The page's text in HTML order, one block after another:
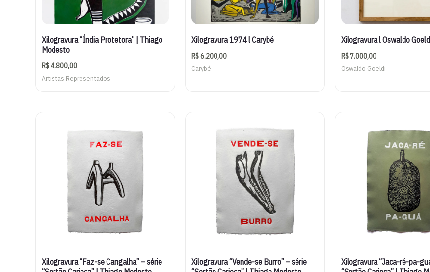
Xilogravura “Índia Protetora” | Thiago
Modesto
R$4.800,00
Artistas Representados
Xilogravura 1974 l Carybé
R$6.200,00
Carybé
Xilogravura l Oswaldo
R$7.000,00
Oswaldo Goeldi
Xilogravura “Faz-se Cangalha” – série
Xilogravura “Vende-se Burro” – série
Xilogravura “Jaca-ré-pa-